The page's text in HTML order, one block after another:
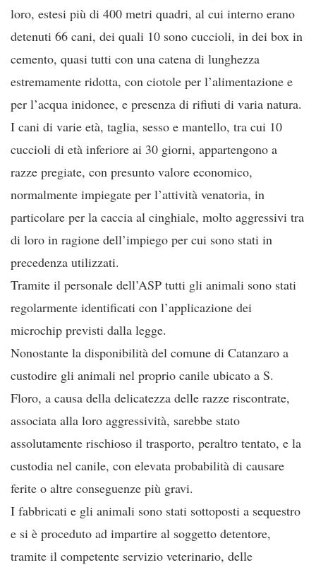
loro, estesi più di 400 metri quadri, al cui interno erano
detenuti 66 cani, dei quali 10 sono cuccioli, in dei box in
cemento, quasi tutti con una catena di lunghezza
estremamente ridotta, con ciotole per l’alimentazione e
per l’acqua inidonee, e presenza di rifiuti di varia natura.
I cani di varie età, taglia, sesso e mantello, tra cui 10
cuccioli di età inferiore ai 30 giorni, appartengono a
razze pregiate, con presunto valore economico,
normalmente impiegate per l’attività venatoria, in
particolare per la caccia al cinghiale, molto aggressivi tra
di loro in ragione dell’impiego per cui sono stati in
precedenza utilizzati.
Tramite il personale dell’ASP tutti gli animali sono stati
regolarmente identificati con l’applicazione dei
microchip previsti dalla legge.
Nonostante la disponibilità del comune di Catanzaro a
custodire gli animali nel proprio canile ubicato a S.
Floro, a causa della delicatezza delle razze riscontrate,
associata alla loro aggressività, sarebbe stato
assolutamente rischioso il trasporto, peraltro tentato, e la
custodia nel canile, con elevata probabilità di causare
ferite o altre conseguenze più gravi.
I fabbricati e gli animali sono stati sottoposti a sequestro
e si è proceduto ad impartire al soggetto detentore,
tramite il competente servizio veterinario, delle